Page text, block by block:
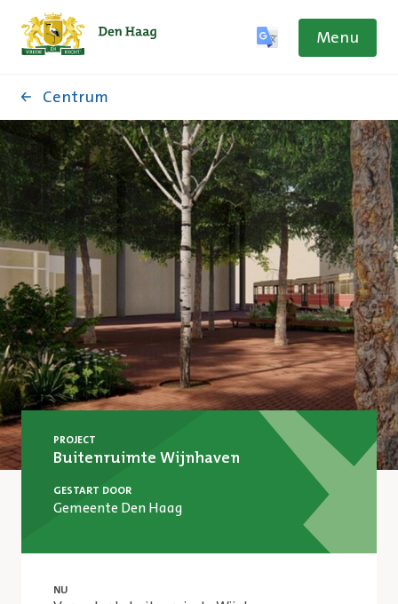
Menu
Centrum
PROJECT
Buitenruimte Wijnhaven
GESTART DOOR
Gemeente Den Haag
NU